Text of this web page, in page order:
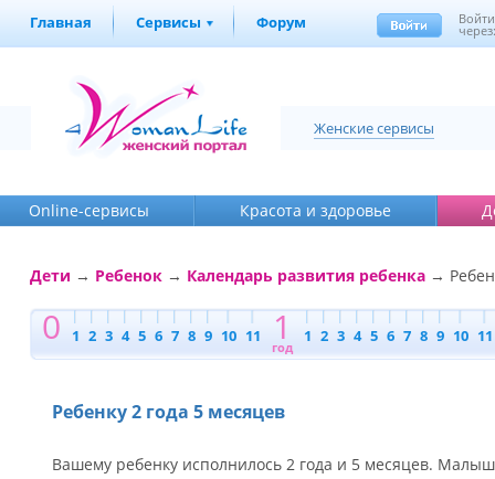
Главная Сервисы Форум Войти
Женские сервисы
Online-cервисы Красота и здоровье
Дети → Ребенок → Календарь развития ребенка →
0 1 2 3 4 5 6 7 8 9 10 11 1
год
1 2 3 4 5 6 7 8 9 10 11
Ребенку 2 года 5 месяцев
Вашему ребенку исполнилось 2 года и 5 месяцев. Малыш